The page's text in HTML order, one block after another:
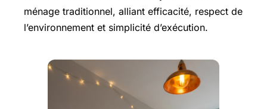
ménage traditionnel, alliant efficacité, respect de
l’environnement et simplicité d’exécution.